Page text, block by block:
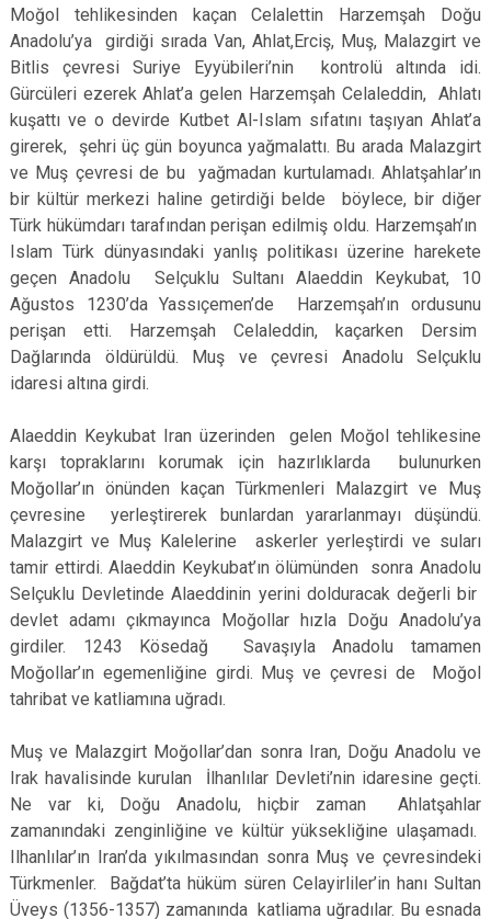
Moğol tehlikesinden kaçan Celalettin Harzemşah Doğu
Anadolu’ya girdiği sırada Van, Ahlat,Erciş, Muş, Malazgirt ve
Bitlis çevresi Suriye Eyyübileri’nin kontrolü altında idi.
Gürcüleri ezerek Ahlat’a gelen Harzemşah Celaleddin, Ahlatı
kuşattı ve o devirde Kutbet Al-Islam sıfatını taşıyan Ahlat’a
girerek, şehri üç gün boyunca yağmalattı. Bu arada Malazgirt
ve Muş çevresi de bu yağmadan kurtulamadı. Ahlatşahlar’ın
bir kültür merkezi haline getirdiği belde böylece, bir diğer
Türk hükümdarı tarafından perişan edilmiş oldu. Harzemşah’ın
Islam Türk dünyasındaki yanlış politikası üzerine harekete
geçen Anadolu Selçuklu Sultanı Alaeddin Keykubat, 10
Ağustos 1230’da Yassıçemen’de Harzemşah’ın ordusunu
perişan etti. Harzemşah Celaleddin, kaçarken Dersim
Dağlarında öldürüldü. Muş ve çevresi Anadolu Selçuklu
idaresi altına girdi.
Alaeddin Keykubat Iran üzerinden gelen Moğol tehlikesine
karşı topraklarını korumak için hazırlıklarda bulunurken
Moğollar’ın önünden kaçan Türkmenleri Malazgirt ve Muş
çevresine yerleştirerek bunlardan yararlanmayı düşündü.
Malazgirt ve Muş Kalelerine askerler yerleştirdi ve suları
tamir ettirdi. Alaeddin Keykubat’ın ölümünden sonra Anadolu
Selçuklu Devletinde Alaeddinin yerini dolduracak değerli bir
devlet adamı çıkmayınca Moğollar hızla Doğu Anadolu’ya
girdiler. 1243 Kösedağ Savaşıyla Anadolu tamamen
Moğollar’ın egemenliğine girdi. Muş ve çevresi de Moğol
tahribat ve katliamına uğradı.
Muş ve Malazgirt Moğollar’dan sonra Iran, Doğu Anadolu ve
Irak havalisinde kurulan İlhanlılar Devleti’nin idaresine geçti.
Ne var ki, Doğu Anadolu, hiçbir zaman Ahlatşahlar
zamanındaki zenginliğine ve kültür yüksekliğine ulaşamadı.
Ilhanlılar’ın Iran’da yıkılmasından sonra Muş ve çevresindeki
Türkmenler. Bağdat’ta hüküm süren Celayirliler’in hanı Sultan
Üveys (1356-1357) zamanında katliama uğradılar. Bu esnada